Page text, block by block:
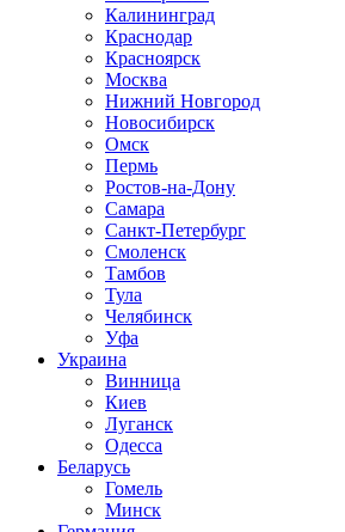
Калининград
Краснодар
Красноярск
Москва
Нижний Новгород
Новосибирск
Омск
Пермь
Ростов-на-Дону
Самара
Санкт-Петербург
Смоленск
Тамбов
Тула
Челябинск
Уфа
Украина
Винница
Киев
Луганск
Одесса
Беларусь
Гомель
Минск